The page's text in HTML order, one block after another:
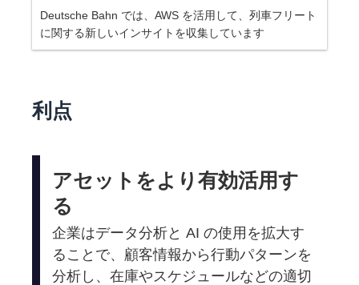
Deutsche Bahn では、AWS を活用して、列車フリート
に関する新しいインサイトを収集しています
利点
アセットをより有効活用す
る
企業はデータ分析と AI の使用を拡大す
ることで、顧客情報から行動パターンを
分析し、在庫やスケジュールなどの適切